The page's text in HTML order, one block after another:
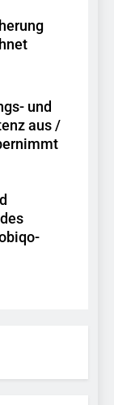
und
aus /